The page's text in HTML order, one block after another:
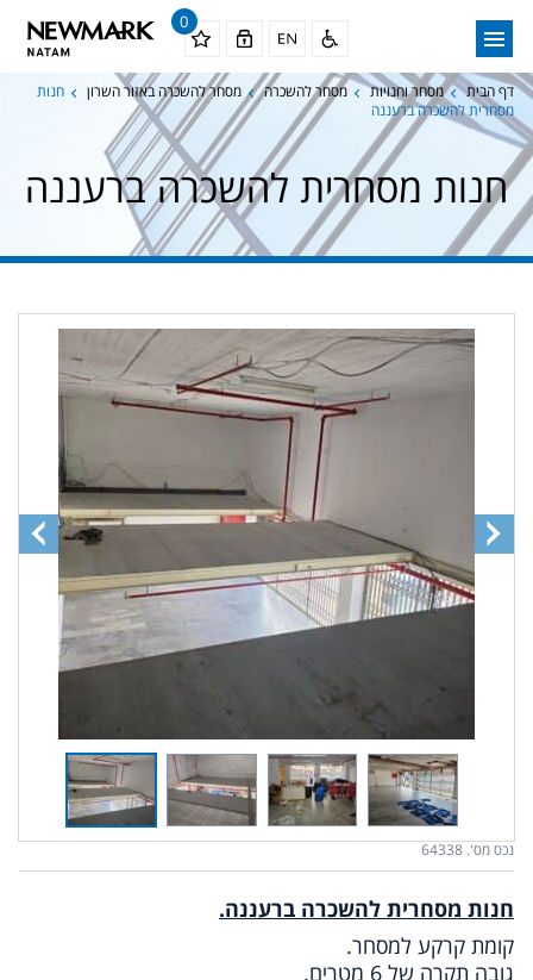
0
דף הבית מסחר וחנויות מסחר להשכרה מסחר להשכרה באזור השרון
חנות
מסחרית להשכרה ברעננה
חנות מסחרית להשכרה ברעננה
נכס מס'. 64338
חנות מסחרית להשכרה ברעננה.
קומת קרקע למסחר.
גובה תקרה של 6 מטרים.